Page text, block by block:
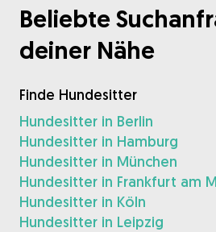
Beliebte
deiner Nähe
Finde Hundesitter
Hundesitter in Berlin
Hundesitter in Hamburg
Hundesitter in München
Hundesitter in Frankfurt am
Hundesitter in Köln
Hundesitter in Leipzig